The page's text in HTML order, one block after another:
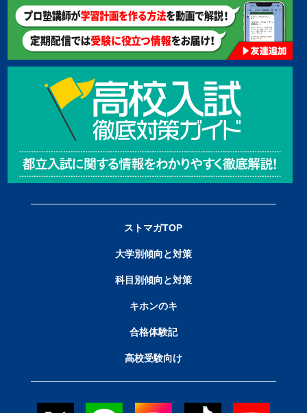
ストマガTOP
大学別傾向と対策
科目別傾向と対策
キホンのキ
合格体験記
高校受験向け